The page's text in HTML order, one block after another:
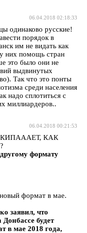
06.04.2018 02:18:33
одинаково русские!
порядок в
им не видать как
них помощь стран
это было они не
выдвинутых
Так что это понты
среди населения
надо сплотиться с
миллиардеров..
06.04.2018 00:21:53
КАК
формату
формат в мае.
заявил, что
будет
в мае 2018 года,